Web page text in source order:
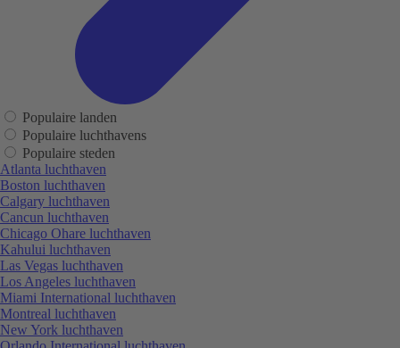
Populaire landen
Populaire luchthavens
Populaire steden
Atlanta luchthaven
Boston luchthaven
Calgary luchthaven
Cancun luchthaven
Chicago Ohare luchthaven
Kahului luchthaven
Las Vegas luchthaven
Los Angeles luchthaven
Miami International luchthaven
Montreal luchthaven
New York luchthaven